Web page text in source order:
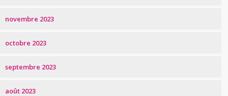
novembre 2023
octobre 2023
septembre 2023
août 2023